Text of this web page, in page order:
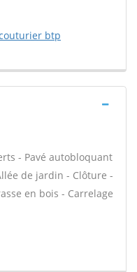
btp
- Pavé autobloquant
de jardin - Clôture -
en bois - Carrelage